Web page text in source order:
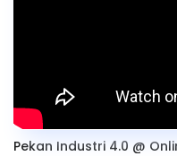
Pekan Industri 4.0 @